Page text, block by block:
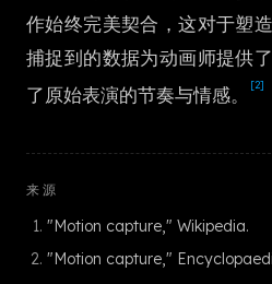
作始终完美契合，这对于塑
捕捉到的数据为动画师提供
了原始表演的节奏与情感。
[2]
来源
"Motion capture," Wikipedia.
"Motion capture,"